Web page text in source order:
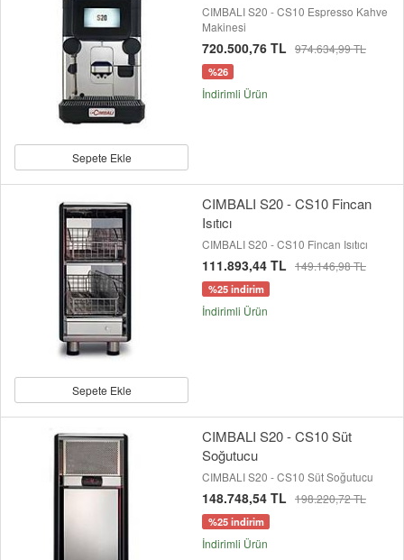
Sepete Ekle
CIMBALI S20 - CS10 Espresso Kahve
Makinesi
720.500,76 TL 974.634,99 TL
%26
İndirimli Ürün
Sepete Ekle
CIMBALI S20 - CS10 Fincan
Isıtıcı
CIMBALI S20 - CS10 Fincan Isıtıcı
111.893,44 TL 149.146,98 TL
%25 indirim
İndirimli Ürün
CIMBALI S20 - CS10 Süt
Soğutucu
CIMBALI S20 - CS10 Süt Soğutucu
148.748,54 TL 198.220,72 TL
%25 indirim
İndirimli Ürün